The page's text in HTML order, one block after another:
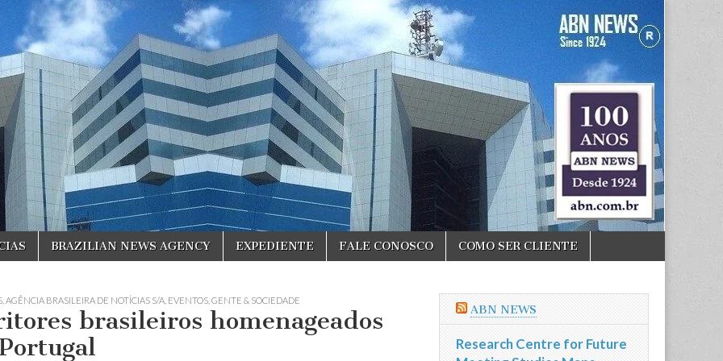
BRAZILIAN NEWS AGENCY EXPEDIENTE FALE CONOSCO COMO SER CLIENTE
AGÊNCIA BRASILEIRA DE NOTÍCIAS S/A EVENTOS GENTE & SOCIEDADE
brasileiros homenageados
ABN NEWS
Research Centre for Future